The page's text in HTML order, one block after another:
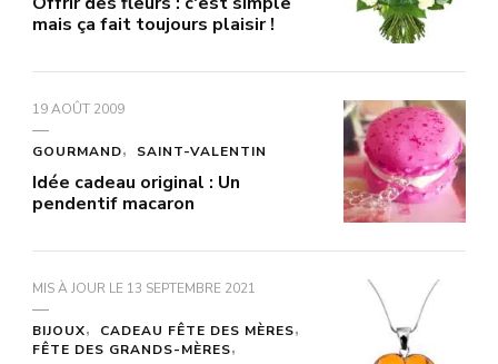
mais ça fait toujours plaisir !
19 AOÛT 2009
GOURMAND SAINT-VALENTIN
Idée cadeau original : Un
pendentif macaron
MIS À JOUR LE 13 SEPTEMBRE 2021
BIJOUX
CADEAU FÊTE DES MÈRES
FÊTE DES GRANDS-MÈRES